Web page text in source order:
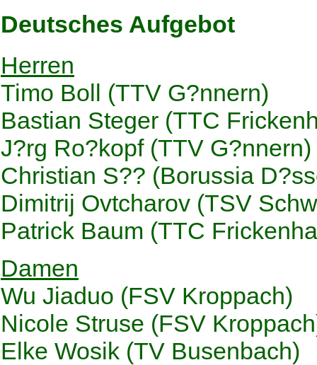
Deutsches Aufgebot
Herren
Timo Boll (TTV G?nnern)
Bastian Steger (TTC
J?rg Ro?kopf (TTV G?nnern)
Christian S?? (Borussia
Dimitrij Ovtcharov (TSV
Patrick Baum (TTC
Damen
Wu Jiaduo (FSV Kroppach)
Nicole Struse (FSV
Elke Wosik (TV Busenbach)